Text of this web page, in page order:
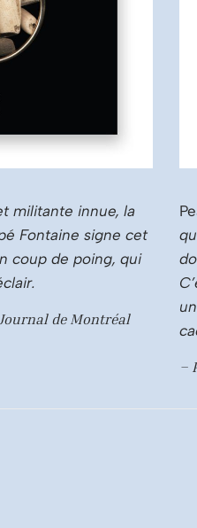
militante innue, la
Fontaine signe cet
coup de poing, qui
de Montréal
–